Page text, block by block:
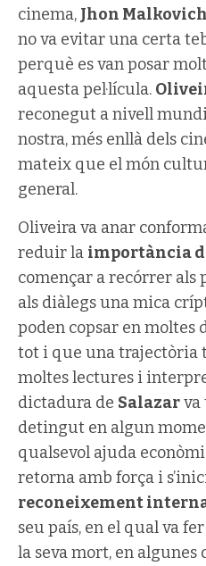
cinema, Jhon Malkovich
no va evitar una certa
perquè es van posar
aquesta pel·lícula.
reconegut a nivell
nostra, més enllà dels
mateix que el món
general.
Oliveira va anar
reduir la importància
començar a recórrer als
als diàlegs una mica
poden copsar en moltes
tot i que una trajectòria
moltes lectures i
dictadura de Salazarva
detingut en algun
qualsevol ajuda
retorna amb força i
reconeixement
seu país, en el qual va
la seva mort, en algunes